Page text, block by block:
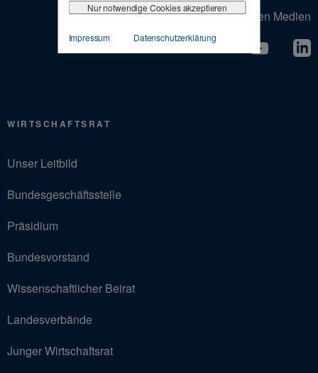
Nur notwendige Cookies akzeptieren
Impressum Datenschutzerklärung
Der Wirtschaftsrat in den Sozialen Medien
WIRTSCHAFTSRAT
Unser Leitbild
Bundesgeschäftsstelle
Präsidium
Bundesvorstand
Wissenschaftlicher Beirat
Landesverbände
Junger Wirtschaftsrat